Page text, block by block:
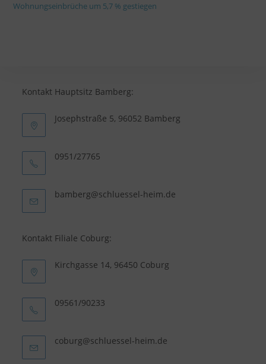
Wohnungseinbrüche um 5,7 % gestiegen
Kontakt Hauptsitz Bamberg:
Josephstraße 5, 96052 Bamberg
0951/27765
bamberg@schluessel-heim.de
Kontakt Filiale Coburg:
Kirchgasse 14, 96450 Coburg
09561/90233
coburg@schluessel-heim.de